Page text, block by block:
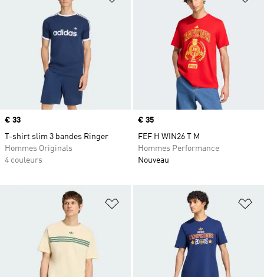
Prix
€ 33
T-shirt slim 3 bandes Ringer
Hommes Originals
4 couleurs
Prix
€ 35
FEF H WIN26 T M
Hommes Performance
Nouveau
Ajouter à la Liste de produits